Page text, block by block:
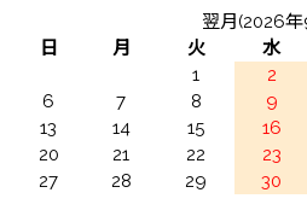
翌月(2026
日
月 火 水
1
2
6
7 8 9
13
14 15 16
20
21 22 23
27
28 29 30